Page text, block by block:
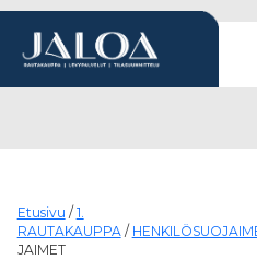
Päävalikko
Etusivu / 1.
RAUTAKAUPPA/
JAIMET